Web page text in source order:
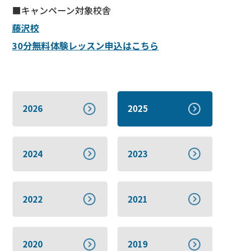
■キャンペーン対象校舎
藤沢校
30分無料体験レッスン申込はこちら
2026 2025
2024 2023
2022 2021
2020 2019